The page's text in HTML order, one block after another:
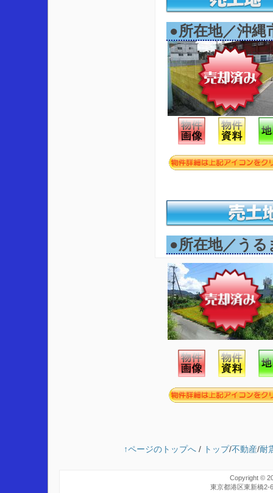
●所在地／沖縄
●所在地／う
↑ページのトップへ/ トップ/不動産/耐
Copyright ©
東京都港区東新橋